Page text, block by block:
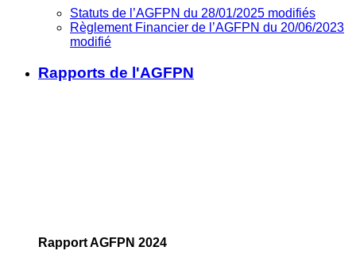
Statuts de l’AGFPN du 28/01/2025 modifiés
Règlement Financier de l’AGFPN du 20/06/2023
modifié
Rapports de l'AGFPN
Rapport AGFPN 2024